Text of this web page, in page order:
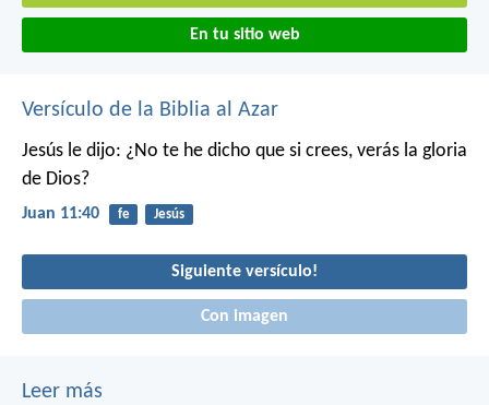
En tu sitio web
Versículo de la Biblia al Azar
Jesús le dijo: ¿No te he dicho que si crees, verás la gloria
de Dios?
Juan 11:40 fe Jesús
Siguiente versículo!
Con imagen
Leer más